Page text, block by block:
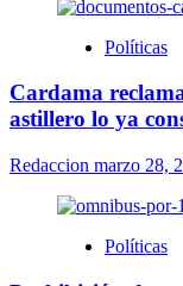
Políticas
Cardama
astillero lo ya
Redaccion marzo 28,
Políticas